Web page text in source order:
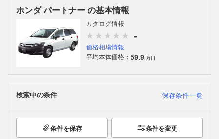
ホンダ パートナー の基本情報
カタログ情報
-
価格相場情報
平均本体価格： 59.9 万円
検索中の条件 保存条件一覧
条件を保存 条件を変更